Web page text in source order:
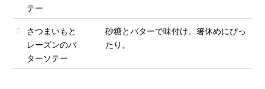
テー
さつまいもと
レーズンのバ
ターソテー
砂糖とバターで味付け。箸休めにぴっ
たり。